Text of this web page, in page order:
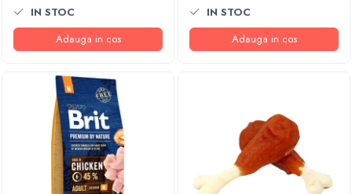
IN STOC
Adauga in cos
IN STOC
Adauga in cos